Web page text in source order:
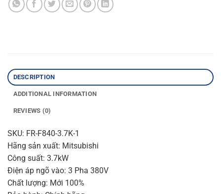
DESCRIPTION
ADDITIONAL INFORMATION
REVIEWS (0)
SKU: FR-F840-3.7K-1
Hãng sản xuất: Mitsubishi
Công suất: 3.7kW
Điện áp ngõ vào: 3 Pha 380V
Chất lượng: Mới 100%